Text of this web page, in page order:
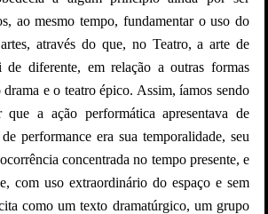
ao mesmo tempo, fundamentar o uso do
através do que, no Teatro, a arte de
de diferente, em relação a outras formas
e o teatro épico. Assim, íamos sendo
que a ação performática apresentava de
performance era sua temporalidade, seu
concentrada no tempo presente, e
com uso extraordinário do espaço e sem
como um texto dramatúrgico, um grupo